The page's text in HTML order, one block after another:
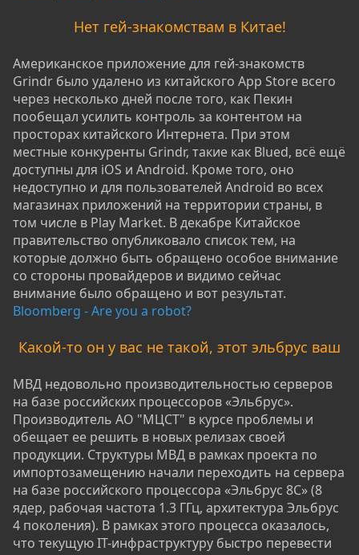
Нет гей-знакомствам в Китае!
Американское приложение для гей-знакомств
Grindr было удалено из китайского App Store всего
через несколько дней после того, как Пекин
пообещал усилить контроль за контентом на
просторах китайского Интернета. При этом
местные конкуренты Grindr, такие как Blued, всё ещё
доступны для iOS и Android. Кроме того, оно
недоступно и для пользователей Android во всех
магазинах приложений на территории страны, в
том числе в Play Market. В декабре Китайское
правительство опубликовало список тем, на
которые должно быть обращено особое внимание
со стороны провайдеров и видимо сейчас
внимание было обращено и вот результат.
Bloomberg - Are you a robot?
Какой-то он у вас не такой, этот эльбрус ваш
МВД недовольно производительностью серверов
на базе российских процессоров «Эльбрус».
Производитель АО "МЦСТ" в курсе проблемы и
обещает ее решить в новых релизах своей
продукции. Структуры МВД в рамках проекта по
импортозамещению начали переходить на сервера
на базе российского процессора «Эльбрус 8С» (8
ядер, рабочая частота 1.3 ГГц, архитектура Эльбрус
4 поколения). В рамках этого процесса оказалось,
что текущую IT-инфраструктуру быстро перевести